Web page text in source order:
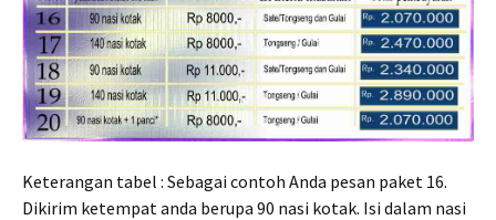
Keterangan tabel : Sebagai contoh Anda pesan paket 16.
Dikirim ketempat anda berupa 90 nasi kotak. Isi dalam nasi